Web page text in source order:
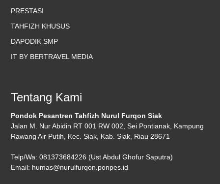
PRESTASI
TAHFIZH KHUSUS
DAPODIK SMP
IT BY BERTRAVEL MEDIA
Tentang Kami
Pondok Pesantren Tahfizh Nurul Furqon Siak
Jalan M. Nur Abidin RT 001 RW 002, Sei Pontianak, Kampung
Rawang Air Putih, Kec. Siak, Kab. Siak, Riau 28671
Telp/Wa: 081373684226 (Ust Abdul Ghofur Saputra)
Email: humas@nurulfurqon.ponpes.id